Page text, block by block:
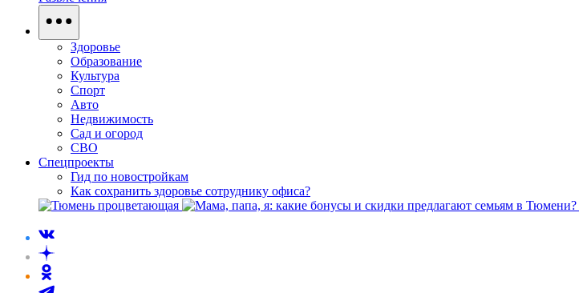
Здоровье
Образование
Культура
Спорт
Авто
Недвижимость
Сад и огород
СВО
Спецпроекты
Гид по новостройкам
Как сохранить здоровье сотруднику офиса?